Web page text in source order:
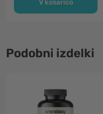
V košarico
Podobni izdelki